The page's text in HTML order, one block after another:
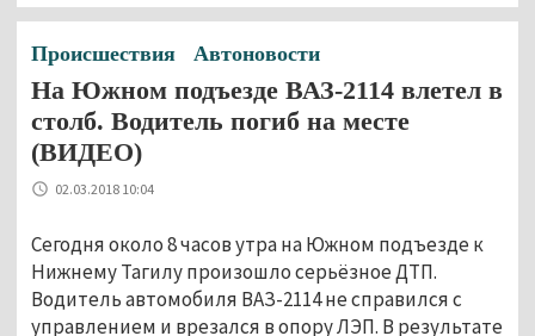
Происшествия Автоновости
На Южном подъезде ВАЗ-2114 влетел в
столб. Водитель погиб на месте
(ВИДЕО)
02.03.2018 10:04
Сегодня около 8 часов утра на Южном подъезде к
Нижнему Тагилу произошло серьёзное ДТП.
Водитель автомобиля ВАЗ-2114 не справился с
управлением и врезался в опору ЛЭП. В результате